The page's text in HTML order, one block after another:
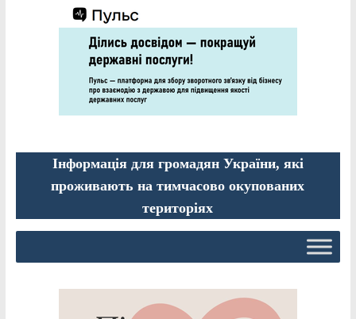
Інформація для громадян України, які
проживають на тимчасово окупованих
територіях